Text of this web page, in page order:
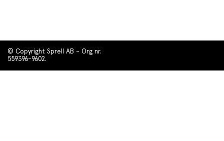
© Copyright Sprell AB - Org nr.
559396-9602.